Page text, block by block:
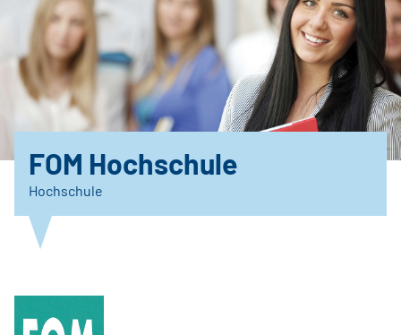
FOM Hochschule
Hochschule